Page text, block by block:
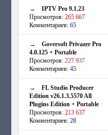
→ IPTV Pro 9.1.23
Просмотров: 265 667
Комментариев: 65
→ Goversoft Privazer Pro
4.0.125 + Portable
Просмотров: 227 937
Комментариев: 45
→ FL Studio Producer
Edition v26.1.3.5570 All
Plugins Edition + Portable
Просмотров: 213 637
Комментариев: 28